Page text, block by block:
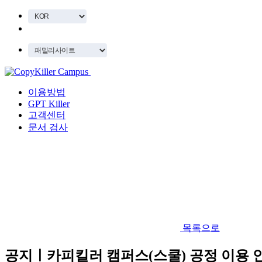
이용방법
GPT Killer
고객센터
문서 검사
목록으로
공지ㅣ카피킬러 캠퍼스(스쿨) 공정 이용